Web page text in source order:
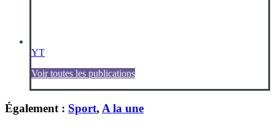
YT
Voir toutes les publications
Également : Sport, A la une